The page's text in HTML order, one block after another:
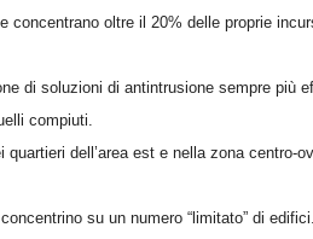
oltre il 20% delle proprie
di soluzioni di antintrusione sempre più
compiuti.
dell’area est e nella zona centro-
su un numero “limitato” di edifici.